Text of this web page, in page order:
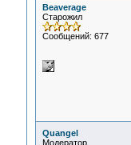
Beaverage
Старожил
Сообщений: 677
Quangel
Модератор